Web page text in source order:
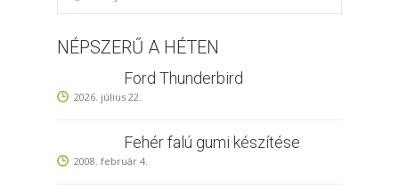
NÉPSZERŰ A HÉTEN
Ford Thunderbird
2026. július 22.
Fehér falú gumi készítése
2008. február 4.